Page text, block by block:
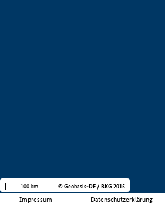
Impressum Datenschutzerklärung
100 km © Geobasis-DE / BKG 2015